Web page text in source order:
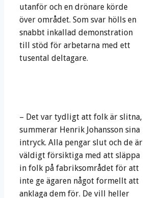
utanför och en drönare körde
över området. Som svar hölls en
snabbt inkallad demonstration
till stöd för arbetarna med ett
tusental deltagare.
– Det var tydligt att folk är slitna,
summerar Henrik Johansson sina
intryck. Alla pengar slut och de är
väldigt försiktiga med att släppa
in folk på fabriksområdet för att
inte ge ägaren något formellt att
anklaga dem för. De vill heller